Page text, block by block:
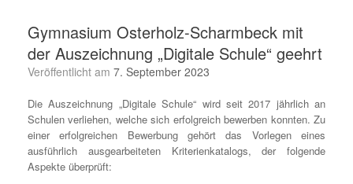
Gymnasium Osterholz-Scharmbeck mit
der Auszeichnung „Digitale Schule“ geehrt
Veröffentlicht am 7. September 2023
Die Auszeichnung „Digitale Schule“ wird seit 2017 jährlich an
Schulen verliehen, welche sich erfolgreich bewerben konnten. Zu
einer erfolgreichen Bewerbung gehört das Vorlegen eines
ausführlich ausgearbeiteten Kriterienkatalogs, der folgende
Aspekte überprüft: